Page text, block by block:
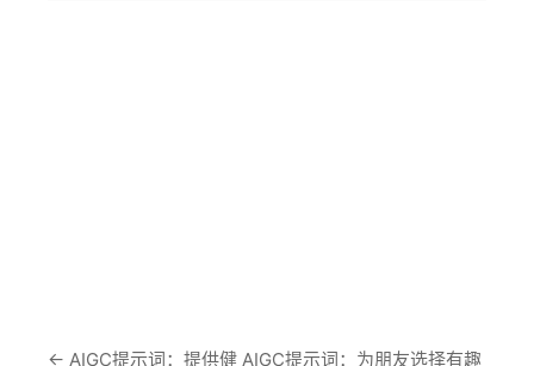
← AIGC提示词：提供健 AIGC提示词：为朋友选择有趣